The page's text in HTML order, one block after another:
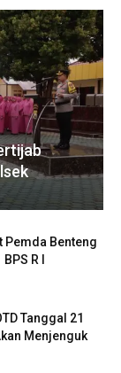
Pemda Benteng
R I
Tanggal 21
Menjenguk